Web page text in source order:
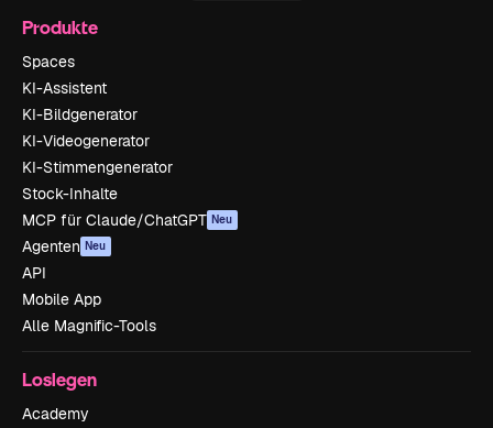
Produkte
Spaces
KI-Assistent
KI-Bildgenerator
KI-Videogenerator
KI-Stimmengenerator
Stock-Inhalte
MCP für Claude/ChatGPT Neu
Agenten Neu
API
Mobile App
Alle Magnific-Tools
Loslegen
Academy